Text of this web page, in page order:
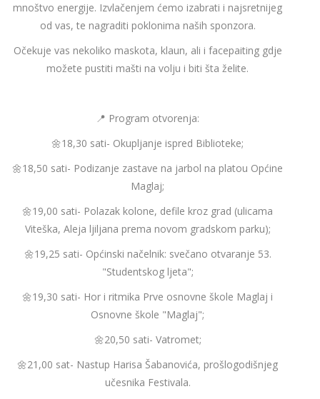
mnoštvo energije. Izvlačenjem ćemo izabrati i najsretnijeg
od vas, te nagraditi poklonima naših sponzora.
Očekuje vas nekoliko maskota, klaun, ali i facepaiting gdje
možete pustiti mašti na volju i biti šta želite.
📍 Program otvorenja:
🌼18,30 sati- Okupljanje ispred Biblioteke;
🌼18,50 sati- Podizanje zastave na jarbol na platou Općine
Maglaj;
🌼19,00 sati- Polazak kolone, defile kroz grad (ulicama
Viteška, Aleja ljiljana prema novom gradskom parku);
🌼19,25 sati- Općinski načelnik: svečano otvaranje 53.
"Studentskog ljeta";
🌼19,30 sati- Hor i ritmika Prve osnovne škole Maglaj i
Osnovne škole "Maglaj";
🌼20,50 sati- Vatromet;
🌼21,00 sat- Nastup Harisa Šabanovića, prošlogodišnjeg
učesnika Festivala.